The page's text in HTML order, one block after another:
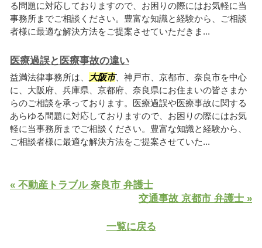
る問題に対応しておりますので、お困りの際にはお気軽に当
事務所までご相談ください。豊富な知識と経験から、ご相談
者様に最適な解決方法をご提案させていただきま...
医療過誤と医療事故の違い
益満法律事務所は、 大阪市、神戸市、京都市、奈良市を中心
に、大阪府、兵庫県、京都府、奈良県にお住まいの皆さまか
らのご相談を承っております。医療過誤や医療事故に関する
あらゆる問題に対応しておりますので、お困りの際にはお気
軽に当事務所までご相談ください。豊富な知識と経験から、
ご相談者様に最適な解決方法をご提案させていた...
« 不動産トラブル 奈良市 弁護士
交通事故 京都市 弁護士 »
一覧に戻る